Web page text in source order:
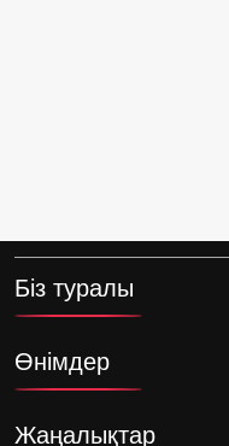
Біз туралы
Өнімдер
Жаңалықтар